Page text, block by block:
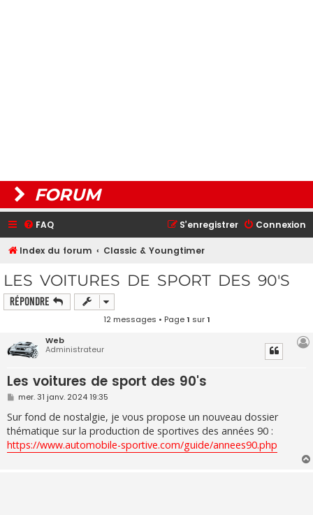
FORUM
FAQ Connexion
S’enregistrer
Index du forum Classic & Youngtimer
LES VOITURES DE SPORT DES 90'S
Répondre
12 messages • Page1 sur1
Web
Administrateur
Les voitures de sport des 90's
M
s
s
a
g
e
mer. 31 janv. 2024 19:35
Sur fond de nostalgie, je vous propose un nouveau dossier
thématique sur la production de sportives des années 90 :
https://www.automobile-sportive.com/guide/annees90.php